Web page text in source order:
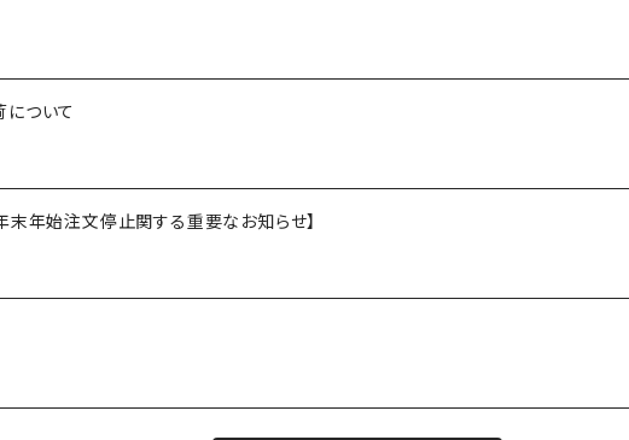
について
末年始注文停止関する重要なお知らせ】